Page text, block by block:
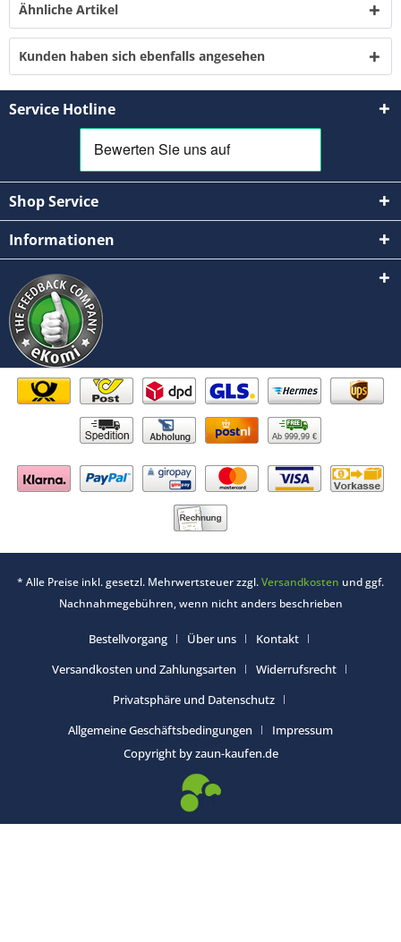
Ähnliche Artikel
Kunden haben sich ebenfalls angesehen
Service Hotline
Shop Service
Informationen
Ab 999,99 €
* Alle Preise inkl. gesetzl. Mehrwertsteuer zzgl.Versandkosten und ggf.
Nachnahmegebühren, wenn nicht anders beschrieben
Bestellvorgang Über uns
Kontakt
Versandkosten und Zahlungsarten
Widerrufsrecht
Privatsphäre und Datenschutz
Allgemeine Geschäftsbedingungen
Impressum
Copyright by zaun-kaufen.de